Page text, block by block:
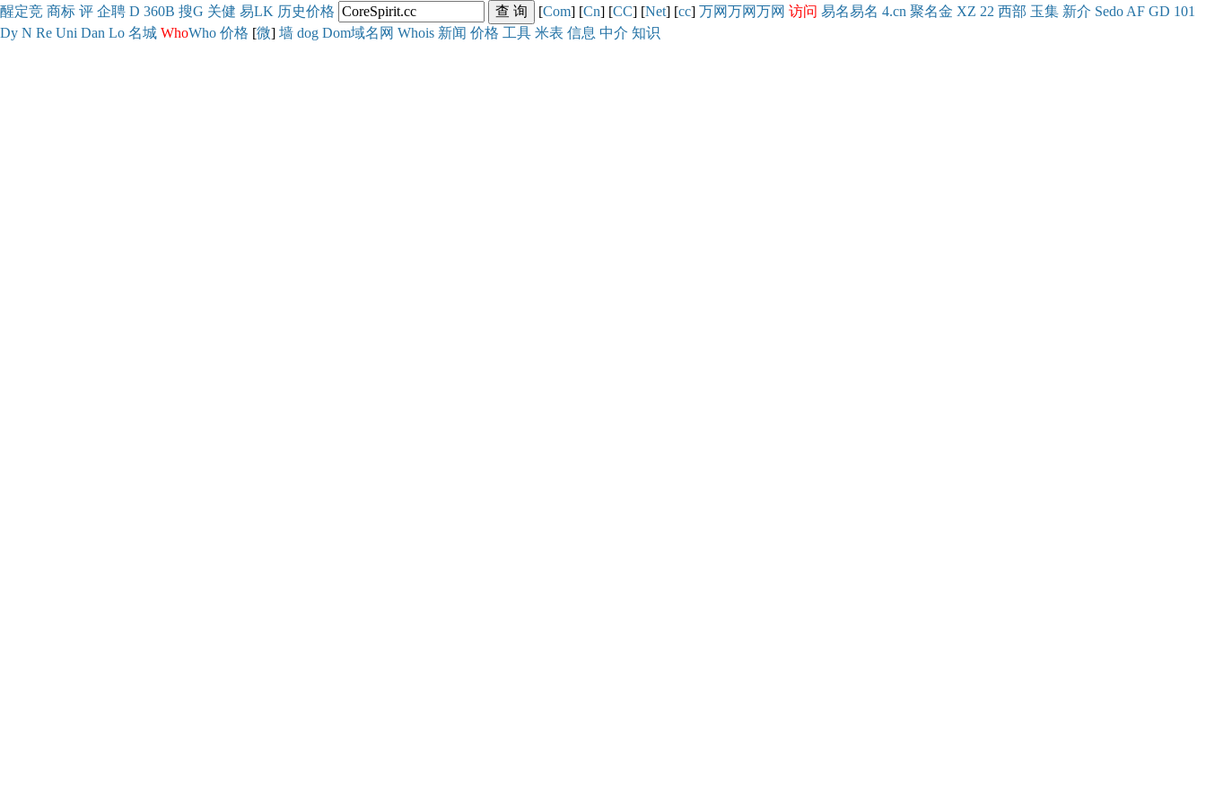
醒定竞 商标 评 企聘 D 360B 搜G 关健 易LK 历史价格 [Com] [Cn] [CC] [Net] [cc] 万网万网万网 访问 易名易名 4.cn 聚名金 XZ 22 西部 玉集 新介 Sedo AF GD 101
Dy N Re Uni Dan Lo 名城 WhoWho 价格 [微] 墙 dog Dom域名网 Whois 新闻 价格 工具 米表 信息 中介 知识